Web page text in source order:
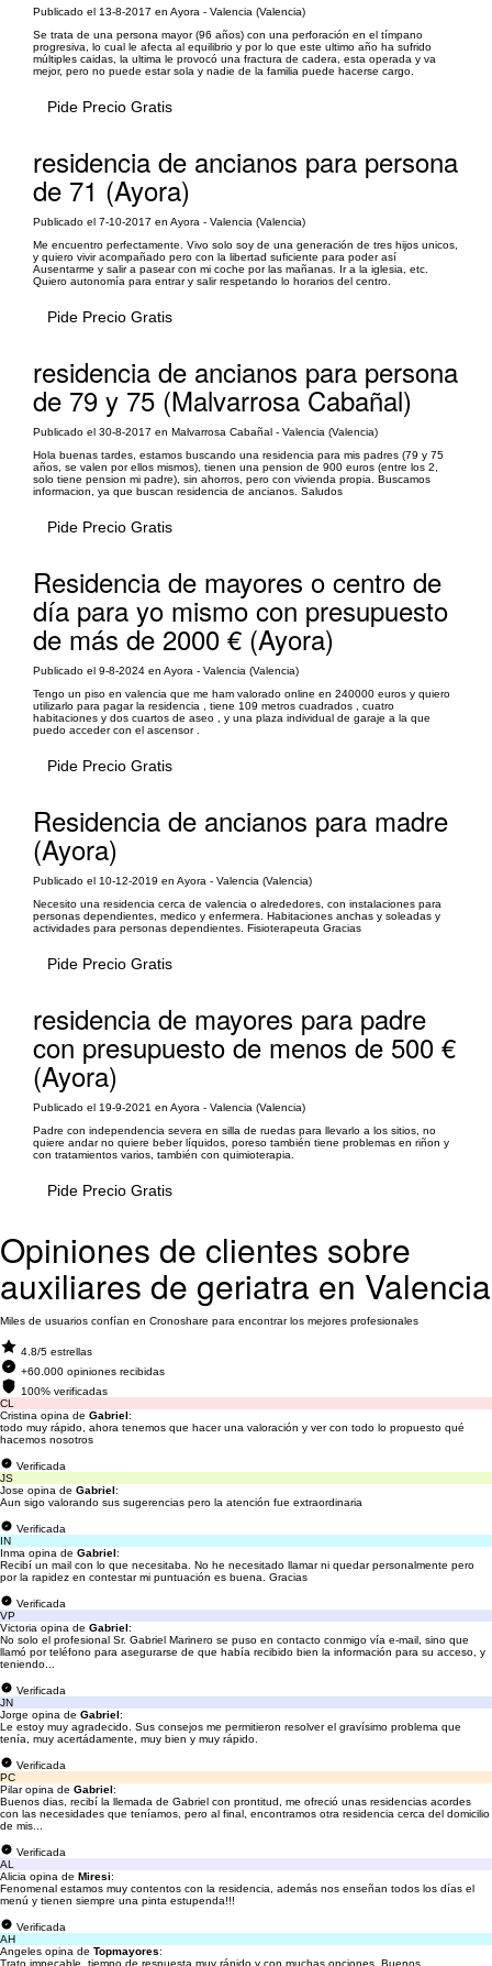
Publicado el 13-8-2017 en Ayora - Valencia (Valencia)
Se trata de una persona mayor (96 años) con una perforación en el tímpano
progresiva, lo cual le afecta al equilibrio y por lo que este ultimo año ha sufrido
múltiples caidas, la ultima le provocó una fractura de cadera, esta operada y va
mejor, pero no puede estar sola y nadie de la familia puede hacerse cargo.
Pide Precio Gratis
residencia de ancianos para persona
de 71 (Ayora)
Publicado el 7-10-2017 en Ayora - Valencia (Valencia)
Me encuentro perfectamente. Vivo solo soy de una generación de tres hijos unicos,
y quiero vivir acompañado pero con la libertad suficiente para poder así
Ausentarme y salir a pasear con mi coche por las mañanas. Ir a la iglesia, etc.
Quiero autonomía para entrar y salir respetando lo horarios del centro.
Pide Precio Gratis
residencia de ancianos para persona
de 79 y 75 (Malvarrosa Cabañal)
Publicado el 30-8-2017 en Malvarrosa Cabañal - Valencia (Valencia)
Hola buenas tardes, estamos buscando una residencia para mis padres (79 y 75
años, se valen por ellos mismos), tienen una pension de 900 euros (entre los 2,
solo tiene pension mi padre), sin ahorros, pero con vivienda propia. Buscamos
informacion, ya que buscan residencia de ancianos. Saludos
Pide Precio Gratis
Residencia de mayores o centro de
día para yo mismo con presupuesto
de más de 2000 € (Ayora)
Publicado el 9-8-2024 en Ayora - Valencia (Valencia)
Tengo un piso en valencia que me ham valorado online en 240000 euros y quiero
utilizarlo para pagar la residencia , tiene 109 metros cuadrados , cuatro
habitaciones y dos cuartos de aseo , y una plaza individual de garaje a la que
puedo acceder con el ascensor .
Pide Precio Gratis
Residencia de ancianos para madre
(Ayora)
Publicado el 10-12-2019 en Ayora - Valencia (Valencia)
Necesito una residencia cerca de valencia o alrededores, con instalaciones para
personas dependientes, medico y enfermera. Habitaciones anchas y soleadas y
actividades para personas dependientes. Fisioterapeuta Gracias
Pide Precio Gratis
residencia de mayores para padre
con presupuesto de menos de 500 €
(Ayora)
Publicado el 19-9-2021 en Ayora - Valencia (Valencia)
Padre con independencia severa en silla de ruedas para llevarlo a los sitios, no
quiere andar no quiere beber líquidos, poreso también tiene problemas en riñon y
con tratamientos varios, también con quimioterapia.
Pide Precio Gratis
Opiniones de clientes sobre
auxiliares de geriatra en Valencia
Miles de usuarios confían en Cronoshare para encontrar los mejores profesionales
4.8/5 estrellas
+60.000 opiniones recibidas
100% verificadas
CL
Cristina opina de Gabriel:
todo muy rápido, ahora tenemos que hacer una valoración y ver con todo lo propuesto qué
hacemos nosotros
Verificada
JS
Jose opina de Gabriel:
Aun sigo valorando sus sugerencias pero la atención fue extraordinaria
Verificada
IN
Inma opina de Gabriel:
Recibí un mail con lo que necesitaba. No he necesitado llamar ni quedar personalmente pero
por la rapidez en contestar mi puntuación es buena. Gracias
Verificada
VP
Victoria opina de Gabriel:
No solo el profesional Sr. Gabriel Marinero se puso en contacto conmigo vía e-mail, sino que
llamó por teléfono para asegurarse de que había recibido bien la información para su acceso, y
teniendo...
Verificada
JN
Jorge opina de Gabriel:
Le estoy muy agradecido. Sus consejos me permitieron resolver el gravísimo problema que
tenía, muy acertádamente, muy bien y muy rápido.
Verificada
PC
Pilar opina de Gabriel:
Buenos dias, recibí la llemada de Gabriel con prontitud, me ofreció unas residencias acordes
con las necesidades que teníamos, pero al final, encontramos otra residencia cerca del domicilio
de mis...
Verificada
AL
Alicia opina de Miresi:
Fenomenal estamos muy contentos con la residencia, además nos enseñan todos los días el
menú y tienen siempre una pinta estupenda!!!
Verificada
AH
Angeles opina de Topmayores:
Trato impecable, tiempo de respuesta muy rápido y con muchas opciones. Buenos